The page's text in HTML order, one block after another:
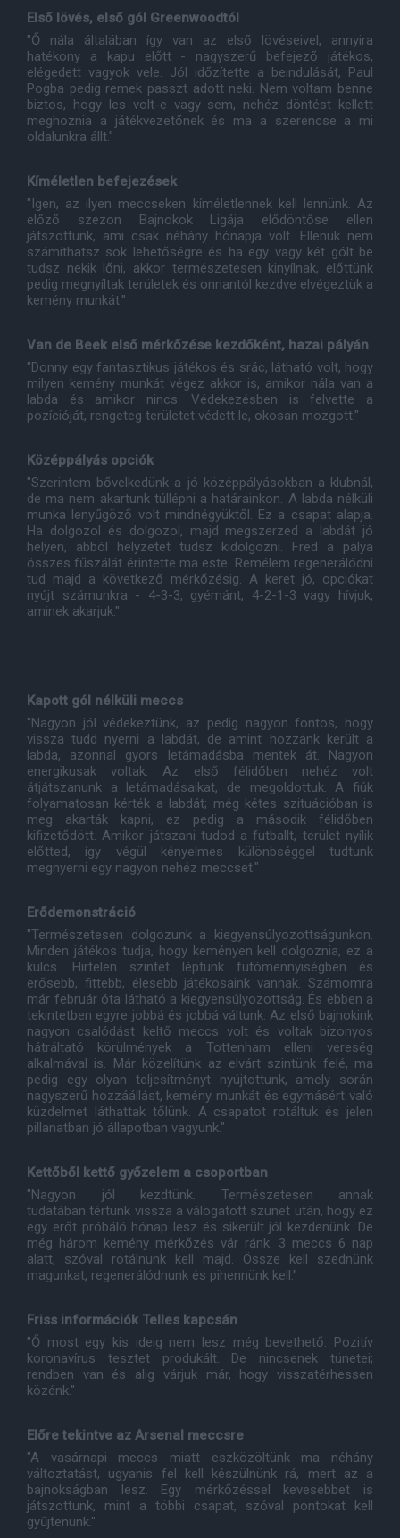
Első lövés, első gól Greenwoodtól
"Ő nála általában így van az első lövéseivel, annyira
hatékony a kapu előtt - nagyszerű befejező játékos,
elégedett vagyok vele. Jól időzítette a beindulását, Paul
Pogba pedig remek passzt adott neki. Nem voltam benne
biztos, hogy les volt-e vagy sem, nehéz döntést kellett
meghoznia a játékvezetőnek és ma a szerencse a mi
oldalunkra állt."
Kíméletlen befejezések
"Igen, az ilyen meccseken kíméletlennek kell lennünk. Az
előző szezon Bajnokok Ligája elődöntőse ellen
játszottunk, ami csak néhány hónapja volt. Ellenük nem
számíthatsz sok lehetőségre és ha egy vagy két gólt be
tudsz nekik lőni, akkor természetesen kinyílnak, előttünk
pedig megnyíltak területek és onnantól kezdve elvégeztük a
kemény munkát."
Van de Beek első mérkőzése kezdőként, hazai pályán
"Donny egy fantasztikus játékos és srác, látható volt, hogy
milyen kemény munkát végez akkor is, amikor nála van a
labda és amikor nincs. Védekezésben is felvette a
pozícióját, rengeteg területet védett le, okosan mozgott."
Középpályás opciók
"Szerintem bővelkedünk a jó középpályásokban a klubnál,
de ma nem akartunk túllépni a határainkon. A labda nélküli
munka lenyűgöző volt mindnégyüktől. Ez a csapat alapja.
Ha dolgozol és dolgozol, majd megszerzed a labdát jó
helyen, abból helyzetet tudsz kidolgozni. Fred a pálya
összes fűszálát érintette ma este. Remélem regenerálódni
tud majd a következő mérkőzésig. A keret jó, opciókat
nyújt számunkra - 4-3-3, gyémánt, 4-2-1-3 vagy hívjuk,
aminek akarjuk."
Kapott gól nélküli meccs
"Nagyon jól védekeztünk, az pedig nagyon fontos, hogy
vissza tudd nyerni a labdát, de amint hozzánk került a
labda, azonnal gyors letámadásba mentek át. Nagyon
energikusak voltak. Az első félidőben nehéz volt
átjátszanunk a letámadásaikat, de megoldottuk. A fiúk
folyamatosan kérték a labdát; még kétes szituációban is
meg akarták kapni, ez pedig a második félidőben
kifizetődött. Amikor játszani tudod a futballt, terület nyílik
előtted, így végül kényelmes különbséggel tudtunk
megnyerni egy nagyon nehéz meccset."
Erődemonstráció
"Természetesen dolgozunk a kiegyensúlyozottságunkon.
Minden játékos tudja, hogy keményen kell dolgoznia, ez a
kulcs. Hirtelen szintet léptünk futómennyiségben és
erősebb, fittebb, élesebb játékosaink vannak. Számomra
már február óta látható a kiegyensúlyozottság. És ebben a
tekintetben egyre jobbá és jobbá váltunk. Az első bajnokink
nagyon csalódást keltő meccs volt és voltak bizonyos
hátráltató körülmények a Tottenham elleni vereség
alkalmával is. Már közelítünk az elvárt szintünk felé, ma
pedig egy olyan teljesítményt nyújtottunk, amely során
nagyszerű hozzáállást, kemény munkát és egymásért való
küzdelmet láthattak tőlünk. A csapatot rotáltuk és jelen
pillanatban jó állapotban vagyunk."
Kettőből kettő győzelem a csoportban
"Nagyon jól kezdtünk. Természetesen annak
tudatában tértünk vissza a válogatott szünet után, hogy ez
egy erőt próbáló hónap lesz és sikerült jól kezdenünk. De
még három kemény mérkőzés vár ránk. 3 meccs 6 nap
alatt, szóval rotálnunk kell majd. Össze kell szednünk
magunkat, regenerálódnunk és pihennünk kell."
Friss információk Telles kapcsán
"Ő most egy kis ideig nem lesz még bevethető. Pozitív
koronavírus tesztet produkált. De nincsenek tünetei;
rendben van és alig várjuk már, hogy visszatérhessen
közénk."
Előre tekintve az Arsenal meccsre
"A vasárnapi meccs miatt eszközöltünk ma néhány
változtatást, ugyanis fel kell készülnünk rá, mert az a
bajnokságban lesz. Egy mérkőzéssel kevesebbet is
játszottunk, mint a többi csapat, szóval pontokat kell
gyűjtenünk."